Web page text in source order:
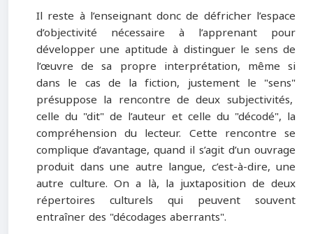
Il reste à l’enseignant donc de défricher l’espace
d’objectivité nécessaire à l’apprenant pour
développer une aptitude à distinguer le sens de
l’œuvre de sa propre interprétation, même si
dans le cas de la fiction, justement le "sens"
présuppose la rencontre de deux subjectivités,
celle du "dit" de l’auteur et celle du "décodé", la
compréhension du lecteur. Cette rencontre se
complique d’avantage, quand il s’agit d’un ouvrage
produit dans une autre langue, c’est-à-dire, une
autre culture. On a là, la juxtaposition de deux
répertoires culturels qui peuvent souvent
entraîner des "décodages aberrants".